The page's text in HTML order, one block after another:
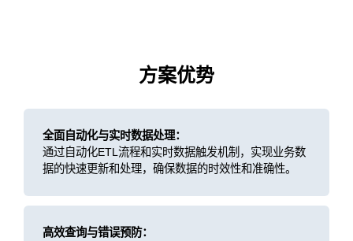
方案优势
全面自动化与实时数据处理：
通过自动化ETL流程和实时数据触发机制，实现业务数
据的快速更新和处理，确保数据的时效性和准确性。
高效查询与错误预防：